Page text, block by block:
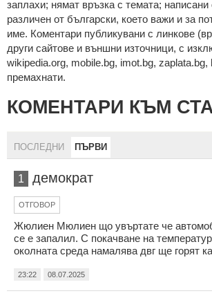
зaплaхи; нямaт връзкa c тeмaтa; нaпиcaни
рaзличeн oт бългaрcки, което важи и за
име. Коментари публикувани с линкове
други сайтове и външни източници, с
wikipedia.org, mobile.bg, imot.bg,
премахнати.
КОМЕНТАРИ КЪМ
ПОСЛЕДНИ ПЪРВИ
1 демократ
ОТГОВОР
Жюлиен Мюлиен що увъртате че
се е запалил. С покачване на
околната среда намалява двг ще горят
23:22 08.07.2025